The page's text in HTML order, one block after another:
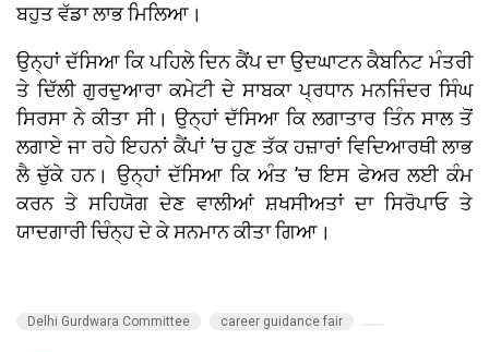
ਬਹੁਤ ਵੱਡਾ ਲਾਭ ਮਿਲਿਆ।
ਉਨ੍ਹਾਂ ਦੱਸਿਆ ਕਿ ਪਹਿਲੇ ਦਿਨ ਕੈਂਪ ਦਾ ਉਦਘਾਟਨ ਕੈਬਨਿਟ ਮੰਤਰੀ
ਤੇ ਦਿੱਲੀ ਗੁਰਦੁਆਰਾ ਕਮੇਟੀ ਦੇ ਸਾਬਕਾ ਪ੍ਰਧਾਨ ਮਨਜਿੰਦਰ ਸਿੰਘ
ਸਿਰਸਾ ਨੇ ਕੀਤਾ ਸੀ। ਉਨ੍ਹਾਂ ਦੱਸਿਆ ਕਿ ਲਗਾਤਾਰ ਤਿੰਨ ਸਾਲ ਤੋਂ
ਲਗਾਏ ਜਾ ਰਹੇ ਇਹਨਾਂ ਕੈਂਪਾਂ ’ਚ ਹੁਣ ਤੱਕ ਹਜ਼ਾਰਾਂ ਵਿਦਿਆਰਥੀ ਲਾਭ
ਲੈ ਚੁੱਕੇ ਹਨ। ਉਨ੍ਹਾਂ ਦੱਸਿਆ ਕਿ ਅੰਤ ’ਚ ਇਸ ਫੇਅਰ ਲਈ ਕੰਮ
ਕਰਨ ਤੇ ਸਹਿਯੋਗ ਦੇਣ ਵਾਲੀਆਂ ਸ਼ਖਸੀਅਤਾਂ ਦਾ ਸਿਰੋਪਾਓ ਤੇ
ਯਾਦਗਾਰੀ ਚਿੰਨ੍ਹ ਦੇ ਕੇ ਸਨਮਾਨ ਕੀਤਾ ਗਿਆ।
Delhi Gurdwara Committee career guidance fair